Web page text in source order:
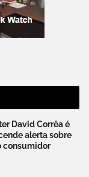
David Corrêa é
alerta sobre
consumidor